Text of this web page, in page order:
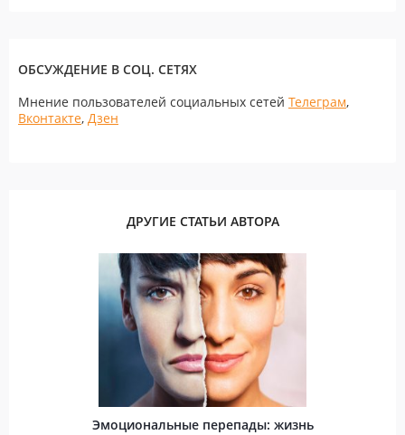
ОБСУЖДЕНИЕ В СОЦ. СЕТЯХ
Мнение пользователей социальных сетей Телеграм,
Вконтакте, Дзен
ДРУГИЕ СТАТЬИ АВТОРА
Эмоциональные перепады: жизнь